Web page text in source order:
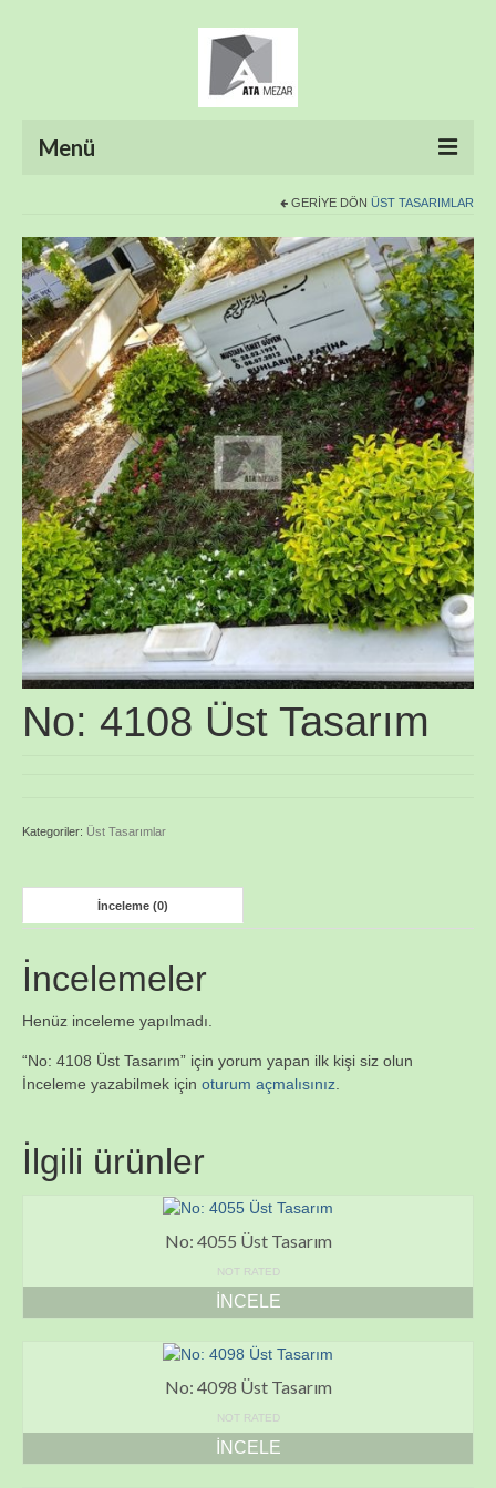
Menü
HAKKIMIZDA
ÜRÜNLER
HİZMETLERİMİZ
FOTO GALERİ
İLETİŞİM
GERIYE DÖN ÜST TASARIMLAR
No: 4108 Üst Tasarım
Kategoriler: Üst Tasarımlar
İnceleme (0)
İncelemeler
Henüz inceleme yapılmadı.
“No: 4108 Üst Tasarım” için yorum yapan ilk kişi siz olun
İnceleme yazabilmek için oturum açmalısınız
İlgili ürünler
No: 4055 Üst Tasarım
NOT RATED
İNCELE
No: 4098 Üst Tasarım
NOT RATED
İNCELE